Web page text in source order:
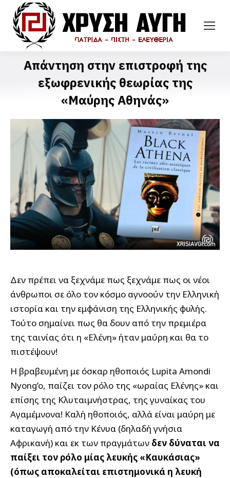
Απάντηση στην επιστροφή της
εξωφρενικής θεωρίας της
«Μαύρης Αθηνάς»
Δεν πρέπει να ξεχνάμε πως ξεχνάμε πως οι νέοι
άνθρωποι σε όλο τον κόσμο αγνοούν την Ελληνική
ιστορία και την εμφάνιση της Ελληνικής φυλής.
Τούτο σημαίνει πως θα δουν από την πρεμιέρα
της ταινίας ότι η «Ελένη» ήταν μαύρη και θα το
πιστέψουν!
H βραβευμένη με όσκαρ ηθοποιός Lupita Amondi
Nyong’o, παίζει τον ρόλο της «ωραίας Ελένης» και
επίσης της Κλυταιμνήστρας, της γυναίκας του
Αγαμέμνονα! Καλή ηθοποιός, αλλά είναι μαύρη με
καταγωγή από την Κένυα (δηλαδή γνήσια
Αφρικανή) και εκ των πραγμάτων δεν δύναται να
παίξει τον ρόλο μίας λευκής «Καυκάσιας»
(όπως αποκαλείται επιστημονικά η λευκή